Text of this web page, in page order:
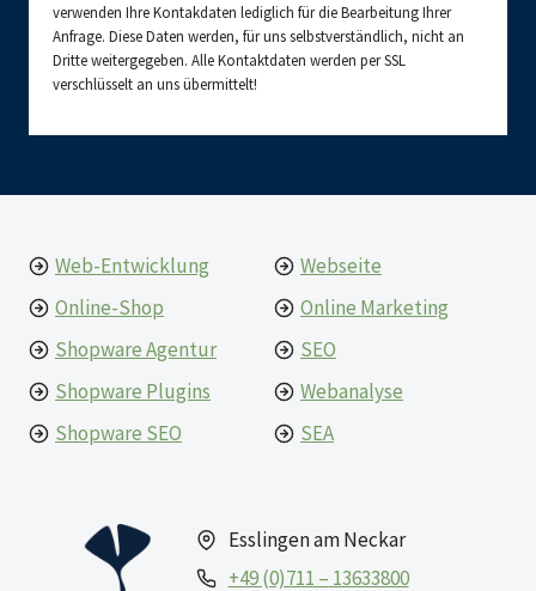
verwenden Ihre Kontakdaten lediglich für die Bearbeitung Ihrer
Anfrage. Diese Daten werden, für uns selbstverständlich, nicht an
Dritte weitergegeben. Alle Kontaktdaten werden per SSL
verschlüsselt an uns übermittelt!
Esslingen am Neckar
+49 (0)711 – 13633800
Web-Entwicklung
Webseite
Online-Shop
Online Marketing
Shopware Agentur
SEO
Shopware Plugins
Webanalyse
Shopware SEO
SEA